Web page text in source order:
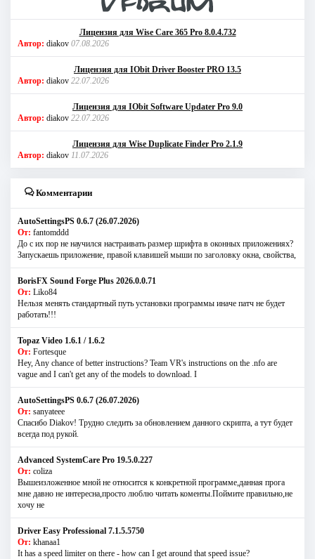
Лицензия для Wise Care 365 Pro 8.0.4.732
Автор: diakov 07.08.2026
Лицензия для IObit Driver Booster PRO 13.5
Автор: diakov 22.07.2026
Лицензия для IObit Software Updater Pro 9.0
Автор: diakov 22.07.2026
Лицензия для Wise Duplicate Finder Pro 2.1.9
Автор: diakov 11.07.2026
Комментарии
AutoSettingsPS 0.6.7 (26.07.2026)
От: fantomddd
До с их пор не научился настраивать размер шрифта в оконных приложениях?
Запускаешь приложение, правой клавишей мыши по заголовку окна, свойства,
BorisFX Sound Forge Plus 2026.0.0.71
От: Liko84
Нельзя менять стандартный путь установки программы иначе патч не будет
работать!!!
Topaz Video 1.6.1 / 1.6.2
От: Fortesque
Hey, Any chance of better instructions? Team VR's instructions on the .nfo are
vague and I can't get any of the models to download. I
AutoSettingsPS 0.6.7 (26.07.2026)
От: sanyateee
Спасибо Diakov! Трудно следить за обновлением данного скрипта, а тут будет
всегда под рукой.
Advanced SystemCare Pro 19.5.0.227
От: coliza
Вышеизложенное мной не относится к конкретной программе,данная прога
мне давно не интересна,просто люблю читать коменты.Поймите правильно,не
хочу не
Driver Easy Professional 7.1.5.5750
От: khanaa1
It has a speed limiter on there - how can I get around that speed issue?